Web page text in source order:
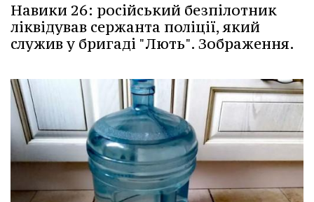
Навики 26: російський безпілотник
ліквідував сержанта поліції, який
служив у бригаді "Лють". Зображення.